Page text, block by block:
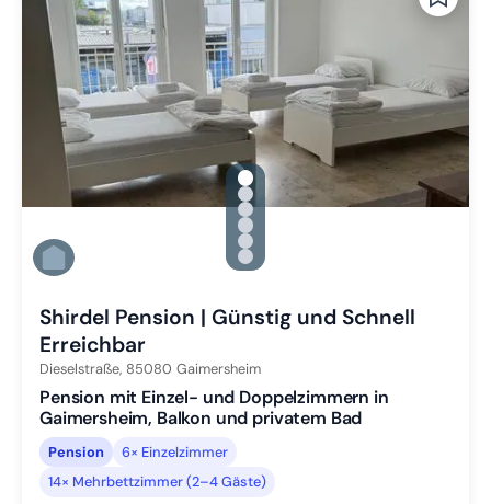
gallery.slide_selector
Zu Slide 1 wechseln
Zu Slide 2 wechseln
Zu Slide 3 wechseln
Zu Slide 4 wechseln
Zu Slide 5 wechseln
Zu Slide 6 wechseln
Shirdel Pension | Günstig und Schnell
Erreichbar
Dieselstraße, 85080 Gaimersheim
Pension mit Einzel- und Doppelzimmern in
Gaimersheim, Balkon und privatem Bad
Pension
6× Einzelzimmer
14× Mehrbettzimmer (2–4 Gäste)